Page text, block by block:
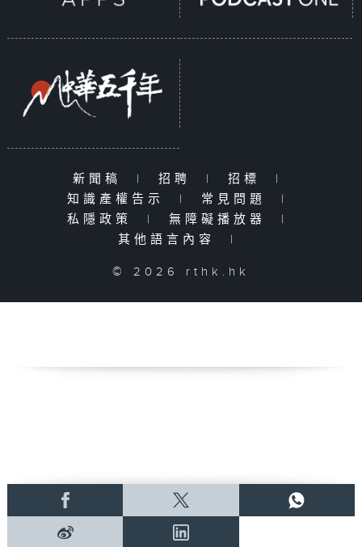
新聞稿 | 招聘 | 招標
|
知識產權告示
| 常見問題
|
私隱政策
| 無障礙播放器
|
其他語言內容
|
© 2026 rthk.hk